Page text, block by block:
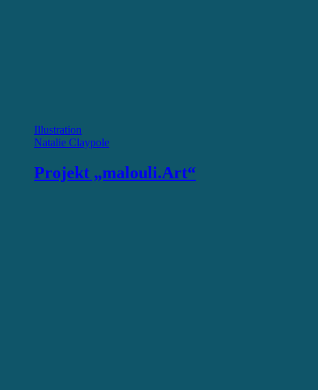
Illustration
Natalie Claypole
Projekt „malouli.Art“